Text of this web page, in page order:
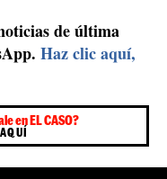
de última
Haz clic aquí,
en EL CASO?